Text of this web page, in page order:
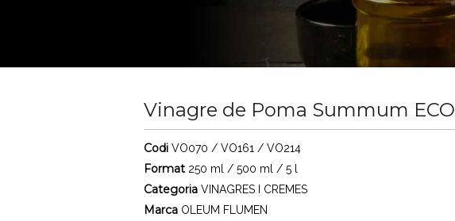
Vinagre de Poma Summum ECO
Codi VO070 / VO161 / VO214
Format 250 ml / 500 ml / 5 l
Categoria VINAGRES I CREMES
Marca OLEUM FLUMEN